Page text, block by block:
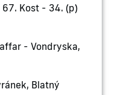
Kost - 34. (p)
- Vondryska,
Blatný